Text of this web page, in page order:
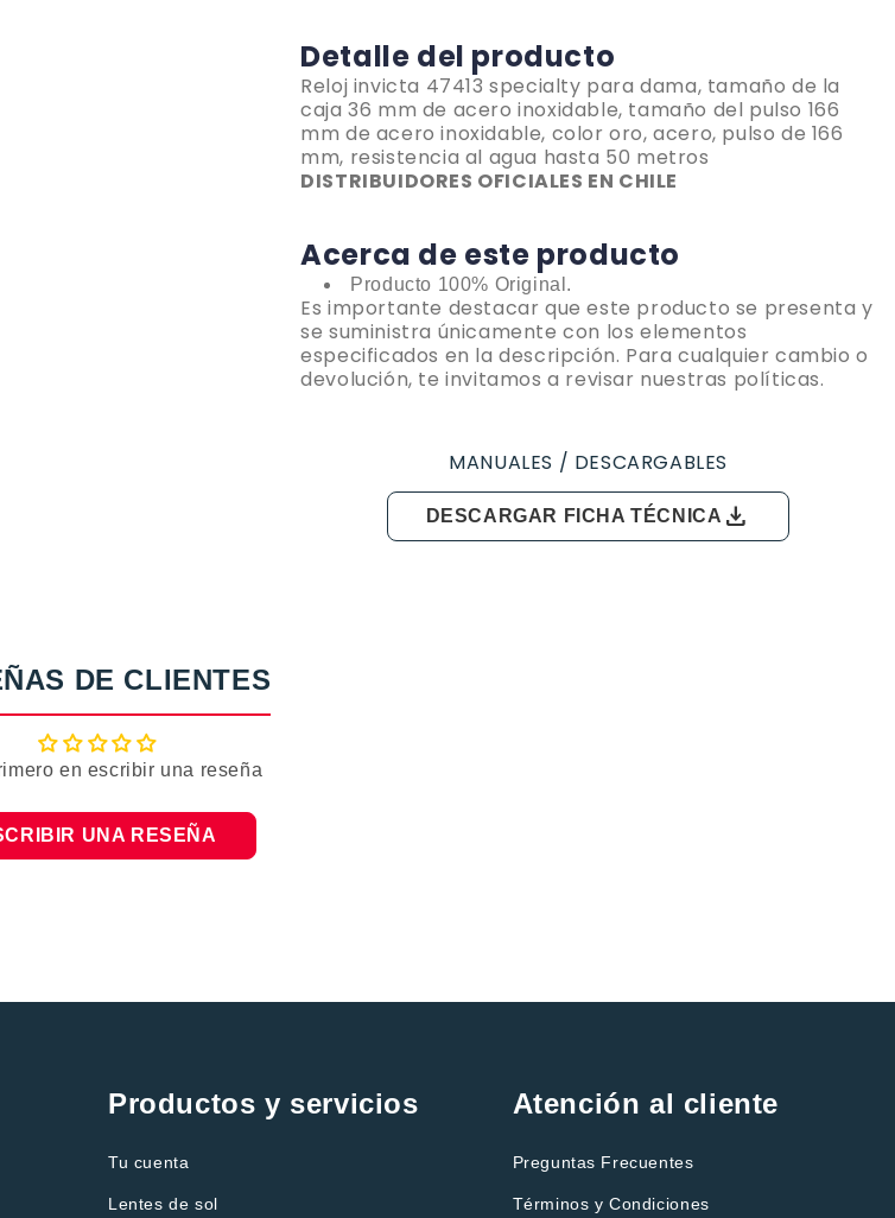
Detalle del producto
Reloj invicta 47413 specialty para dama, tamaño de la
caja 36 mm de acero inoxidable, tamaño del pulso 166
mm de acero inoxidable, color oro, acero, pulso de 166
mm, resistencia al agua hasta 50 metros
DISTRIBUIDORES OFICIALES EN CHILE
Acerca de este producto
Producto 100% Original.
Es importante destacar que este producto se presenta y
se suministra únicamente con los elementos
especificados en la descripción. Para cualquier cambio o
devolución, te invitamos a revisar nuestras políticas.
MANUALES / DESCARGABLES
DESCARGAR FICHA TÉCNICA download
DE CLIENTES
en escribir una reseña
UNA RESEÑA
Productos y servicios
Tu cuenta
Lentes de sol
Atención al cliente
Preguntas Frecuentes
Términos y Condiciones